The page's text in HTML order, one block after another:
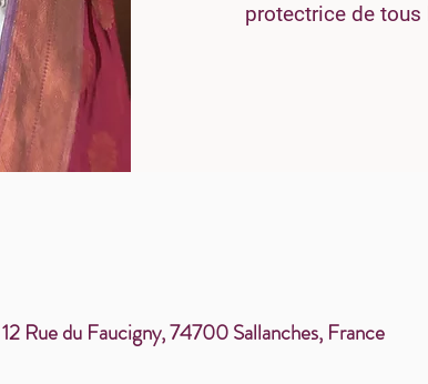
protectrice de tous
Rue du Faucigny, 74700 Sallanches, France